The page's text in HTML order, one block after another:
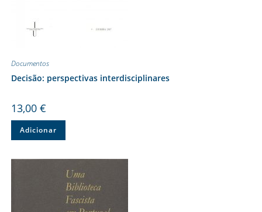
Documentos
Decisão: perspectivas interdisciplinares
13,00 €
Adicionar